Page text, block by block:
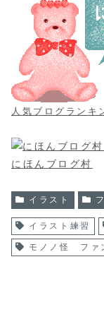
人気ブログランキ
にほんブログ村
イラスト
イラスト練習
モノノ怪 ファ